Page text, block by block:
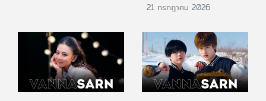
21 กรกฎาคม 2026